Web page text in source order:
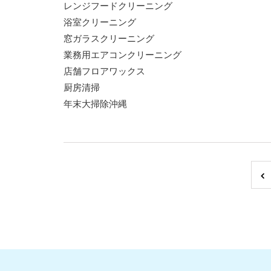
レンジフードクリーニング
浴室クリーニング
窓ガラスクリーニング
業務用エアコンクリーニング
店舗フロアワックス
厨房清掃
年末大掃除沖縄